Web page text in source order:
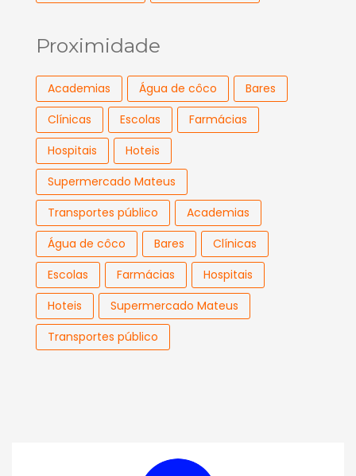
Proximidade
Academias Água de côco
Bares
Clínicas
Escolas
Farmácias
Hospitais
Hoteis
Supermercado Mateus
Transportes público
Academias
Água de côco
Bares
Clínicas
Escolas
Farmácias
Hospitais
Hoteis
Supermercado Mateus
Transportes público